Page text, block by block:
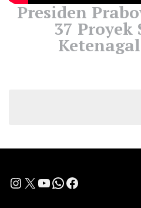
Presiden
37 Proyek
Instagram
X YouTube
WhatsApp
Facebook